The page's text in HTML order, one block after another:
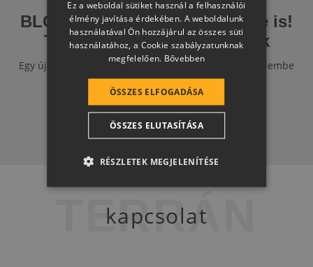
BLOG: Figyeljünk a részletekre is!
Tetőfóliák és alátéthéjazatok
Egy új ház építése során sok olyan tényezőt kell figyelembe
venni, ami a felszín alatt lapul.
TERRÁN
kapcsolat
SLOVAK
GERMAN
ROMANIAN
CROATIAN
SR
RO-HU
Ez a weboldal sütiket használ a felhasználói
élmény javítása érdekében. A weboldalunk
használatával Ön hozzájárul az összes süti
használatához, a Cookie szabályzatunknak
megfelelően. Bővebben
ÖSSZES ELFOGADÁSA
ÖSSZES ELUTASÍTÁSA
RÉSZLETEK MEGJELENÍTÉSE